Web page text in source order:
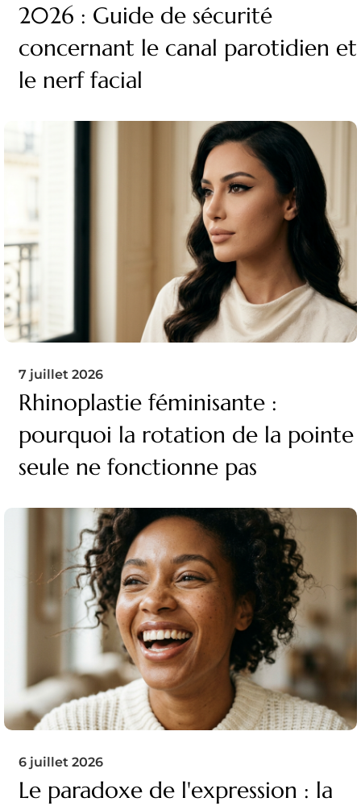
2026 : Guide de sécurité
concernant le canal parotidien et
le nerf facial
7 juillet 2026
Rhinoplastie féminisante :
pourquoi la rotation de la pointe
seule ne fonctionne pas
6 juillet 2026
Le paradoxe de l'expression : la